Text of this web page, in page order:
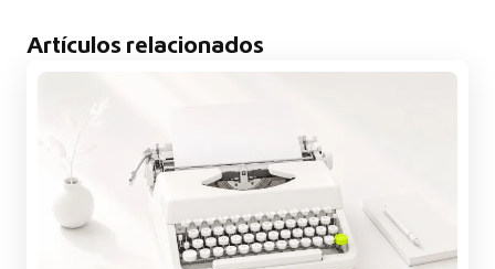
Artículos relacionados